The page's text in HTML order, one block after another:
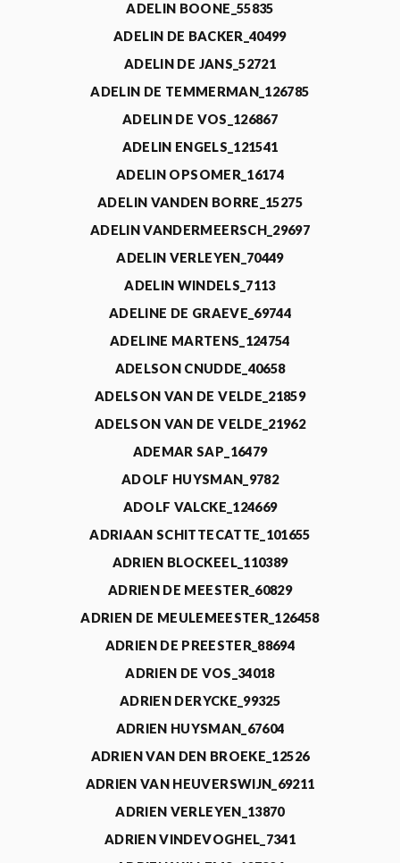
ADELIN BOONE_55835
ADELIN DE BACKER_40499
ADELIN DE JANS_52721
ADELIN DE TEMMERMAN_126785
ADELIN DE VOS_126867
ADELIN ENGELS_121541
ADELIN OPSOMER_16174
ADELIN VANDEN BORRE_15275
ADELIN VANDERMEERSCH_29697
ADELIN VERLEYEN_70449
ADELIN WINDELS_7113
ADELINE DE GRAEVE_69744
ADELINE MARTENS_124754
ADELSON CNUDDE_40658
ADELSON VAN DE VELDE_21859
ADELSON VAN DE VELDE_21962
ADEMAR SAP_16479
ADOLF HUYSMAN_9782
ADOLF VALCKE_124669
ADRIAAN SCHITTECATTE_101655
ADRIEN BLOCKEEL_110389
ADRIEN DE MEESTER_60829
ADRIEN DE MEULEMEESTER_126458
ADRIEN DE PREESTER_88694
ADRIEN DE VOS_34018
ADRIEN DERYCKE_99325
ADRIEN HUYSMAN_67604
ADRIEN VAN DEN BROEKE_12526
ADRIEN VAN HEUVERSWIJN_69211
ADRIEN VERLEYEN_13870
ADRIEN VINDEVOGHEL_7341